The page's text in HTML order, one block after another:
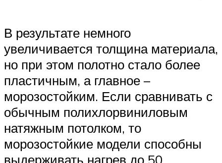
В результате немного
увеличивается толщина материала,
но при этом полотно стало более
пластичным, а главное –
морозостойким. Если сравнивать с
обычным полихлорвиниловым
натяжным потолком, то
морозостойкие модели способны
выдерживать нагрев до 50